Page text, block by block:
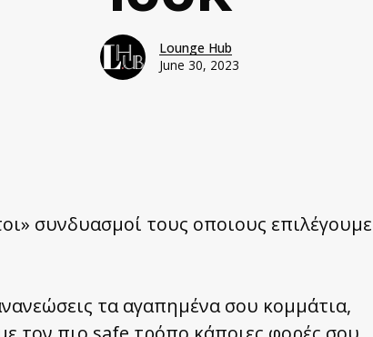
Lounge Hub
June 30, 2023
συνδυασμοί τους οποιους επιλέγουμε
τα αγαπημένα σου κομμάτια,